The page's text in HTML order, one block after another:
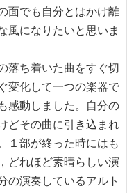
面でも自分とはかけ離
風になりたいと思いま
落ち着いた曲をすぐ切
変化して一つの楽器で
感動しました。自分の
どその曲に引き込まれ
１部が終った時にはも
どれほど素晴らしい演
の演奏しているアルト